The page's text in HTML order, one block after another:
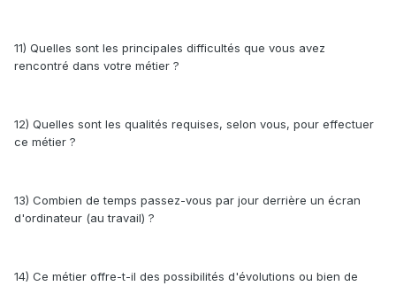
11) Quelles sont les principales difficultés que vous avez
rencontré dans votre métier ?
12) Quelles sont les qualités requises, selon vous, pour effectuer
ce métier ?
13) Combien de temps passez-vous par jour derrière un écran
d'ordinateur (au travail) ?
14) Ce métier offre-t-il des possibilités d'évolutions ou bien de